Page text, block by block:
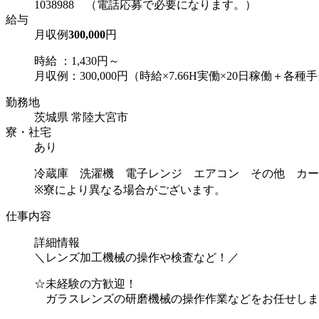
1038988 （電話応募で必要になります。）
給与
月収例300,000円
時給 ：1,430円～
月収例：300,000円（時給×7.66H実働×20日稼働＋各種手
勤務地
茨城県 常陸大宮市
寮・社宅
あり
冷蔵庫 洗濯機 電子レンジ エアコン その他 カー
※寮により異なる場合がございます。
仕事内容
詳細情報
＼レンズ加工機械の操作や検査など！／
☆未経験の方歓迎！
ガラスレンズの研磨機械の操作作業などをお任せしま